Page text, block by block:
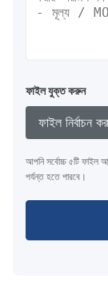
ফাইল যুক্ত করুন
ফাইল নির্বাচন
আপনি সর্বোচ্চ ৫টি
পর্যন্ত হতে পারবে।